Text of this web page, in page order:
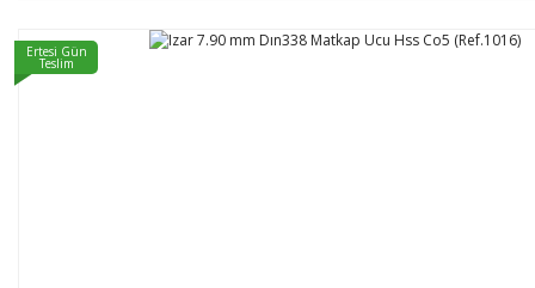
Ertesi Gün
Teslim